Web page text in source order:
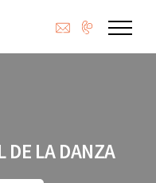
DE LA DANZA